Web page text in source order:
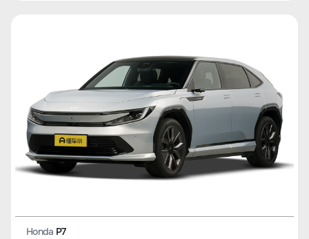
Honda P7